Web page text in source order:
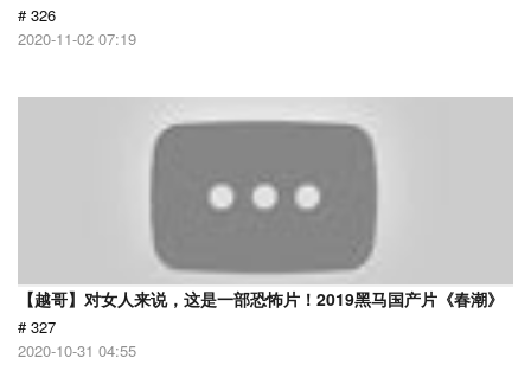
# 326
2020-11-02 07:19
【越哥】对女人来说，这是一部恐怖片！2019黑马国产片《春潮》
# 327
2020-10-31 04:55